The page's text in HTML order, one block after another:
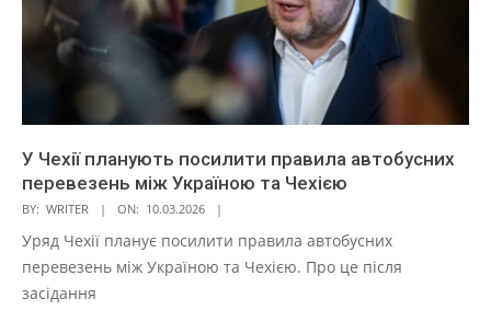
У Чехії планують посилити правила автобусних
перевезень між Україною та Чехією
BY: WRITER ON: 10.03.2026
Уряд Чехії планує посилити правила автобусних
перевезень між Україною та Чехією. Про це після
засідання